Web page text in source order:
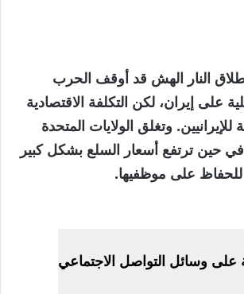
النار الهش قد أوقف الحرب
على إيران، لكن التكلفة الاقتصادية
للإيرانيين. وتغلق الولايات المتحدة
في حين ترتفع أسعار السلع بشكل كبير
على موظفيها.
على وسائل التواصل الاجتماعي